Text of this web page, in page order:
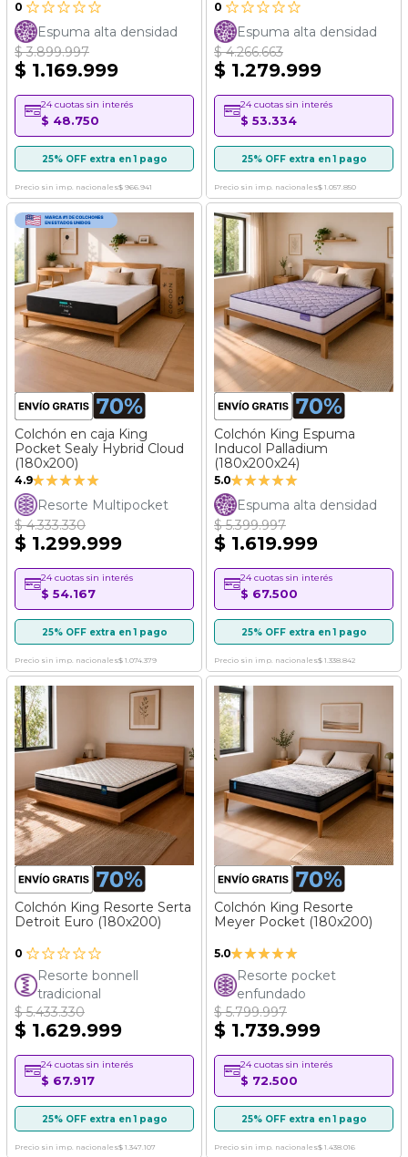
0
Espuma alta densidad
$ 3.899.997
$ 1.169.999
24 cuotas sin interés
$ 48.750
25% OFF extra en 1 pago
Precio sin imp. nacionales$ 966.941
0
Espuma alta densidad
$ 4.266.663
$ 1.279.999
24 cuotas sin interés
$ 53.334
25% OFF extra en 1 pago
Precio sin imp. nacionales$ 1.057.850
Colchón en caja King
Pocket Sealy Hybrid Cloud
(180x200)
4.9Valoración:
97%
Resorte Multipocket
$ 4.333.330
$ 1.299.999
24 cuotas sin interés
$ 54.167
25% OFF extra en 1 pago
Precio sin imp. nacionales$ 1.074.379
Colchón King Espuma
Inducol Palladium
(180x200x24)
5.0Valoración:
100%
Espuma alta densidad
$ 5.399.997
$ 1.619.999
24 cuotas sin interés
$ 67.500
25% OFF extra en 1 pago
Precio sin imp. nacionales$ 1.338.842
Colchón King Resorte Serta
Detroit Euro (180x200)
0
Resorte bonnell
tradicional
$ 5.433.330
$ 1.629.999
24 cuotas sin interés
$ 67.917
25% OFF extra en 1 pago
Precio sin imp. nacionales$ 1.347.107
Colchón King Resorte
Meyer Pocket (180x200)
5.0Valoración:
100%
Resorte pocket
enfundado
$ 5.799.997
$ 1.739.999
24 cuotas sin interés
$ 72.500
25% OFF extra en 1 pago
Precio sin imp. nacionales$ 1.438.016